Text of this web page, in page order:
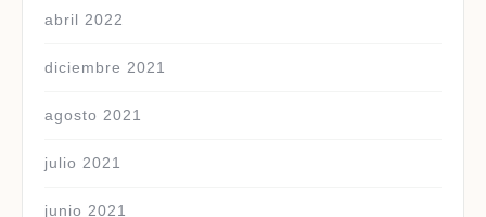
abril 2022
diciembre 2021
agosto 2021
julio 2021
junio 2021